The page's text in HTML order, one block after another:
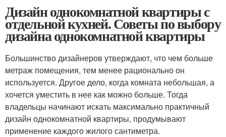
Дизайн однокомнатной квартиры с
отдельной кухней. Советы по выбору
дизайна однокомнатной квартиры
Большинство дизайнеров утверждают, что чем больше
метраж помещения, тем менее рационально он
используется. Другое дело, когда комната небольшая, а
хочется уместить в нее как можно больше. Тогда
владельцы начинают искать максимально практичный
дизайн однокомнатной квартиры, продумывают
применение каждого жилого сантиметра.